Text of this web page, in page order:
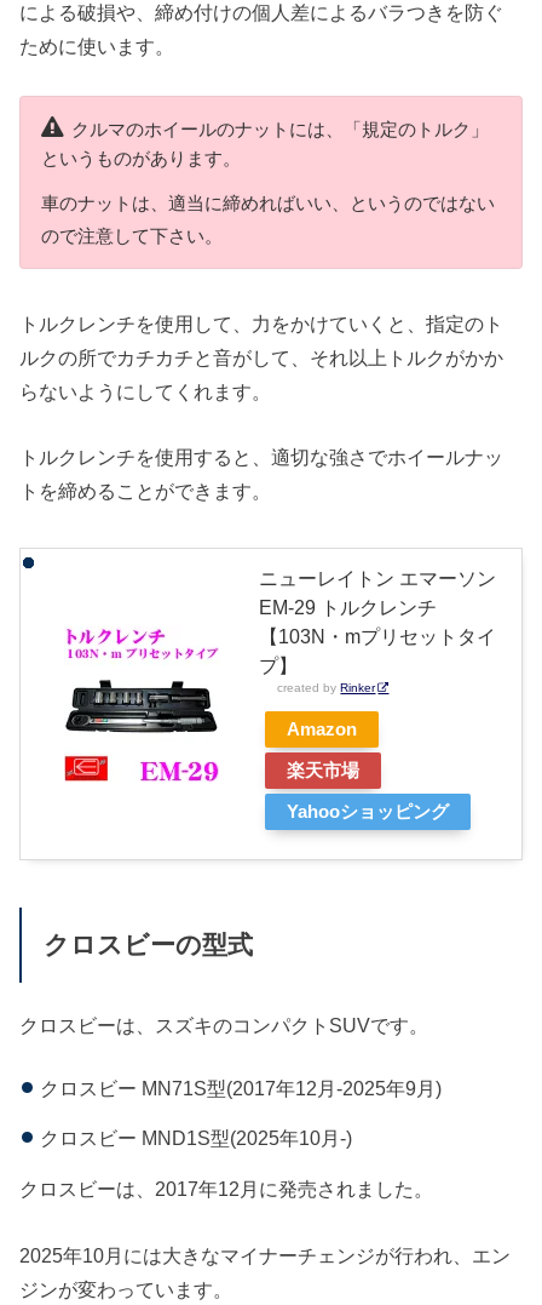
による破損や、締め付けの個人差によるバラつきを防ぐ
ために使います。
クルマのホイールのナットには、「規定のトルク」
というものがあります。
車のナットは、適当に締めればいい、というのではない
ので注意して下さい。
トルクレンチを使用して、力をかけていくと、指定のト
ルクの所でカチカチと音がして、それ以上トルクがかか
らないようにしてくれます。
トルクレンチを使用すると、適切な強さでホイールナッ
トを締めることができます。
ニューレイトン エマーソン
EM-29 トルクレンチ
【103N・mプリセットタイ
プ】
created byRinker
Amazon
楽天市場
Yahooショッピング
クロスビーの型式
クロスビーは、スズキのコンパクトSUVです。
クロスビー MN71S型(2017年12月-2025年9月)​
クロスビー MND1S型(2025年10月-)​
クロスビーは、2017年12月に発売されました。
2025年10月には大きなマイナーチェンジが行われ、エン
ジンが変わっています。